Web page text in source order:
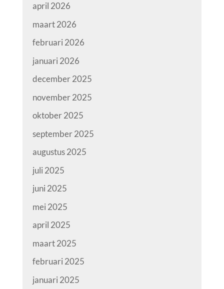
april 2026
maart 2026
februari 2026
januari 2026
december 2025
november 2025
oktober 2025
september 2025
augustus 2025
juli 2025
juni 2025
mei 2025
april 2025
maart 2025
februari 2025
januari 2025